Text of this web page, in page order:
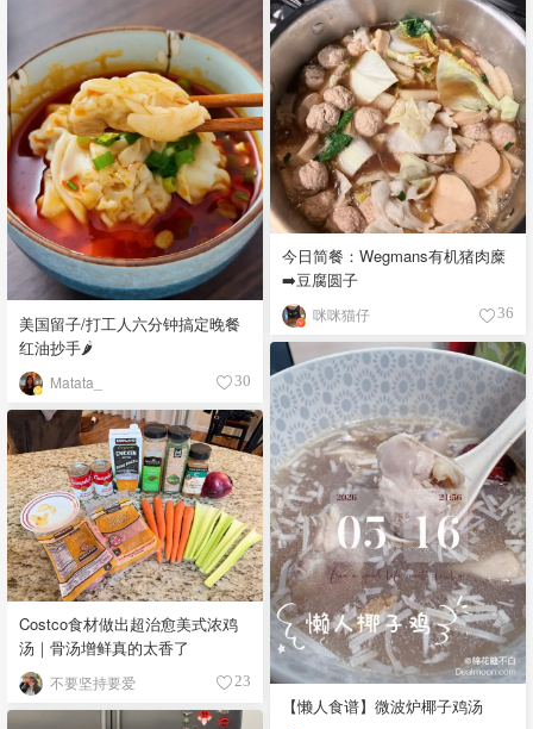
美国留子/打工人六分钟搞定晚餐
红油抄手🌶️
Matata_ 30
今日简餐：Wegmans有机猪肉糜
➡️豆腐圆子
咪咪猫仔 36
【懒人食谱】微波炉椰子鸡汤
Costco食材做出超治愈美式浓鸡
汤｜骨汤增鲜真的太香了
不要坚持要爱 23